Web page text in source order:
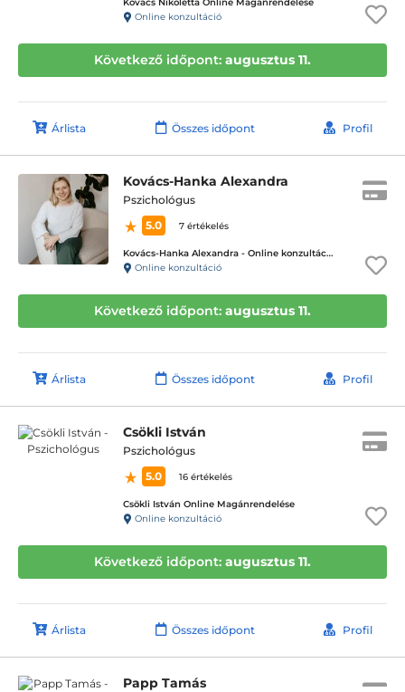
Online konzultáció
Következő időpont: augusztus 11.
Árlista Összes időpont Profil
Kovács-Hanka Alexandra
Pszichológus
5.0
7 értékelés
Kovács-Hanka Alexandra - Online konzultáció
Online konzultáció
Következő időpont: augusztus 11.
Árlista Összes időpont Profil
Csökli István
Pszichológus
5.0
16 értékelés
Csökli István Online Magánrendelése
Online konzultáció
Következő időpont: augusztus 11.
Árlista Összes időpont Profil
Papp Tamás